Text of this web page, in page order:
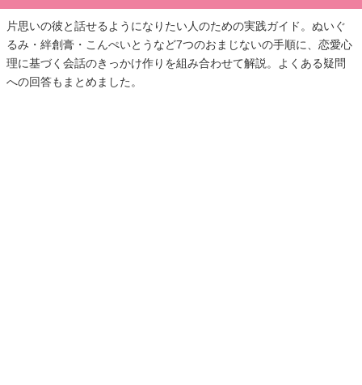
片思いの彼と話せるようになりたい人のための実践ガイド。ぬいぐ
るみ・絆創膏・こんぺいとうなど7つのおまじないの手順に、恋愛心
理に基づく会話のきっかけ作りを組み合わせて解説。よくある疑問
への回答もまとめました。